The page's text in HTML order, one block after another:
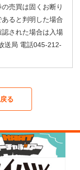
売買は固くお断り
ると判明した場合
された場合は入場
送局 電話045-212-
る